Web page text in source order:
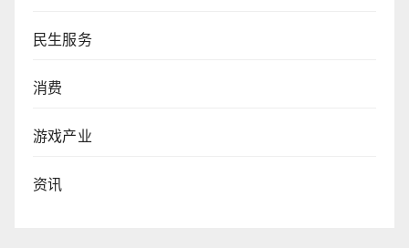
民生服务
消费
游戏产业
资讯